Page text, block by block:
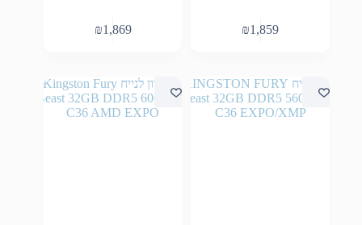
₪1,859
₪1,869